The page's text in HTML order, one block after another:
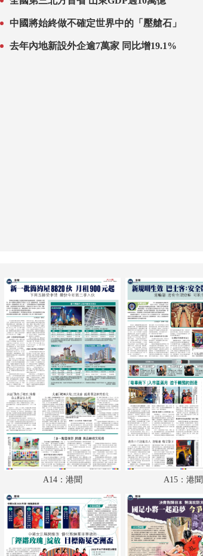
中國將始終做不確定世界中的「壓艙石」
去年內地新設外企逾7萬家 同比增19.1%
A14：港聞 A15：港聞